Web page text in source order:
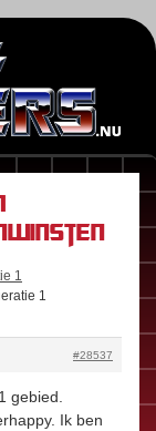
1
1
#28537
gebied.
Ik ben